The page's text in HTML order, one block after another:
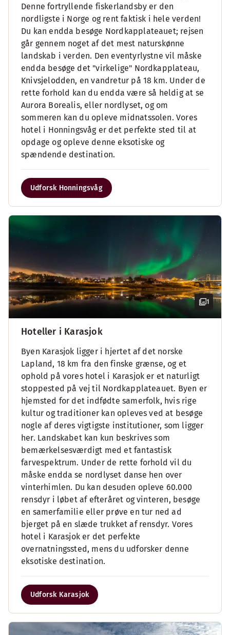
Denne fortryllende fiskerlandsby er den
nordligste i Norge og rent faktisk i hele verden!
Du kan endda besøge Nordkapplateauet; rejsen
går gennem noget af det mest naturskønne
landskab i verden. Den eventyrlystne vil måske
endda besøge det "virkelige" Nordkapplateau,
Knivsjelodden, en vandretur på 18 km. Under de
rette forhold kan du endda være så heldig at se
Aurora Borealis, eller nordlyset, og om
sommeren kan du opleve midnatssolen. Vores
hotel i Honningsvåg er det perfekte sted til at
opdage og opleve denne eksotiske og
spændende destination.
Udforsk Honningsvåg
1
Hoteller i Karasjok
Byen Karasjok ligger i hjertet af det norske
Lapland, 18 km fra den finske grænse, og et
ophold på vores hotel i Karasjok er et naturligt
stoppested på vej til Nordkapplateauet. Byen er
hjemsted for det indfødte samerfolk, hvis rige
kultur og traditioner kan opleves ved at besøge
nogle af deres vigtigste institutioner, som ligger
her. Landskabet kan kun beskrives som
bemærkelsesværdigt med et fantastisk
farvespektrum. Under de rette forhold vil du
måske endda se nordlyset danse hen over
vinterhimlen. Du kan desuden opleve 60.000
rensdyr i løbet af efteråret og vinteren, besøge
en samerfamilie eller prøve en tur ned ad
bjerget på en slæde trukket af rensdyr. Vores
hotel i Karasjok er det perfekte
overnatningssted, mens du udforsker denne
eksotiske destination.
Udforsk Karasjok